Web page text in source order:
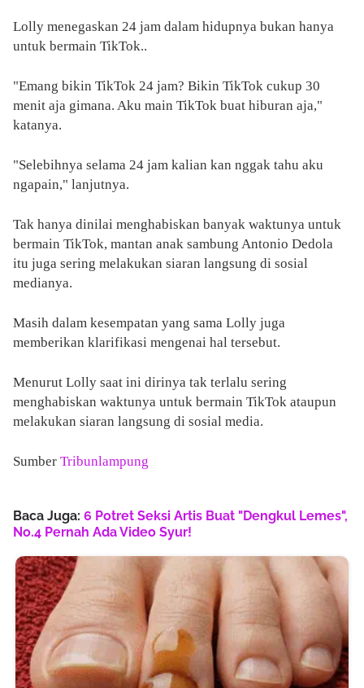
Lolly menegaskan 24 jam dalam hidupnya bukan hanya
untuk bermain TikTok..
"Emang bikin TikTok 24 jam? Bikin TikTok cukup 30
menit aja gimana. Aku main TikTok buat hiburan aja,"
katanya.
"Selebihnya selama 24 jam kalian kan nggak tahu aku
ngapain," lanjutnya.
Tak hanya dinilai menghabiskan banyak waktunya untuk
bermain TikTok, mantan anak sambung Antonio Dedola
itu juga sering melakukan siaran langsung di sosial
medianya.
Masih dalam kesempatan yang sama Lolly juga
memberikan klarifikasi mengenai hal tersebut.
Menurut Lolly saat ini dirinya tak terlalu sering
menghabiskan waktunya untuk bermain TikTok ataupun
melakukan siaran langsung di sosial media.
Sumber Tribunlampung
Baca Juga: 6 Potret Seksi Artis Buat "Dengkul Lemes",
No.4 Pernah Ada Video Syur!